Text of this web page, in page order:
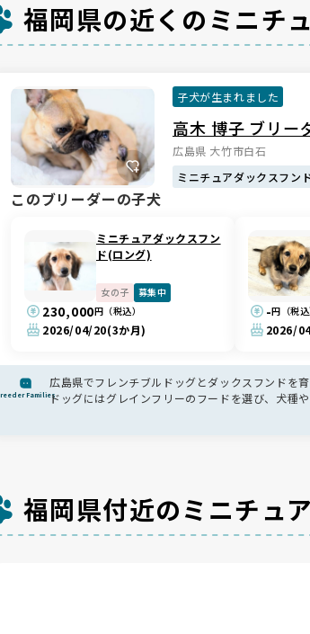
福岡県の近くのミニチ
子犬が生まれました
高木 博子 ブリー
広島県 大竹市白石
ミニチュアダックスフン
このブリーダーの子犬
ミニチュアダックスフン
ド(ロング)
女の子 募集中
230,000円（税込）
2026/04/20(3か月)
-円（税込
2026/
Families
広島県でフレンチブルドッグとダックスフンドを
ドッグにはグレインフリーのフードを選び、犬種
夫しています。小さいころから夜も同じ部屋で過
福岡県付近のミニチュ